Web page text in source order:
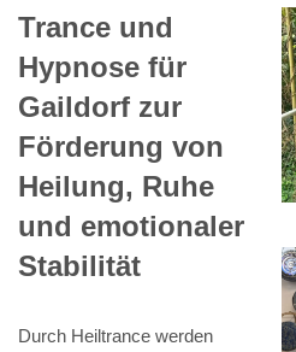
Trance und
Hypnose für
Gaildorf zur
Förderung von
Heilung, Ruhe
und emotionaler
Stabilität
Durch Heiltrance werden